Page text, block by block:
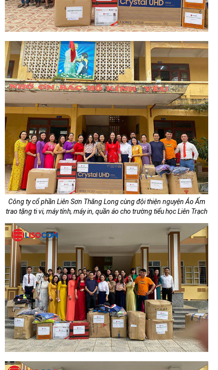
Công ty cổ phần Liên Sơn Thăng Long cùng đội thiện nguyện Áo Ấm
trao tặng ti vi, máy tính, máy in, quần áo cho trường tiểu học Liên Trạch